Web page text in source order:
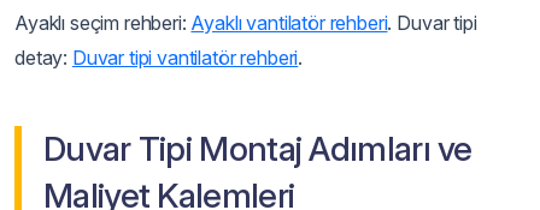
Ayaklı seçim rehberi: Ayaklı vantilatör rehberi. Duvar tipi
detay: Duvar tipi vantilatör rehberi.
Duvar Tipi Montaj Adımları ve
Maliyet Kalemleri